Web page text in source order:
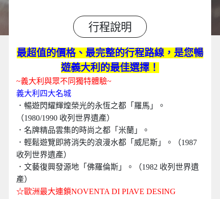
行程說明
最超值的價格、最完整的行程路線，是您暢
遊義大利的最佳選擇！
~義大利與眾不同獨特體驗~
義大利四大名城
．暢遊閃耀輝煌榮光的永恆之都「羅馬」。
（1980/1990 收列世界遺產）
．名牌精品雲集的時尚之都「米蘭」。
．輕鬆遊覽即將消失的浪漫水都「威尼斯」。（1987
收列世界遺產）
．文藝復興發源地「佛羅倫斯」。（1982 收列世界遺
產）
☆歐洲最大連鎖NOVENTA DI PIAVE DESING